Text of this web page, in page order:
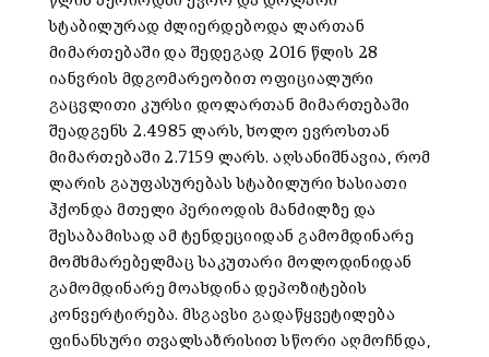
სტაბილურად ძლიერდებოდა ლართან
მიმართებაში და შედეგად 2016 წლის 28
იანვრის მდგომარეობით ოფიციალური
გაცვლითი კურსი დოლართან მიმართებაში
შეადგენს 2.4985 ლარს, ხოლო ევროსთან
მიმართებაში 2.7159 ლარს. აღსანიშნავია, რომ
ლარის გაუფასურებას სტაბილური ხასიათი
ჰქონდა მთელი პერიოდის მანძილზე და
შესაბამისად ამ ტენდეციიდან გამომდინარე
მომხმარებელმაც საკუთარი მოლოდინიდან
გამომდინარე მოახდინა დეპოზიტების
კონვერტირება. მსგავსი გადაწყვეტილება
ფინანსური თვალსაზრისით სწორი აღმოჩნდა,